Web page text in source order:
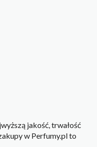
jakość, trwałość
w Perfumy.pl to